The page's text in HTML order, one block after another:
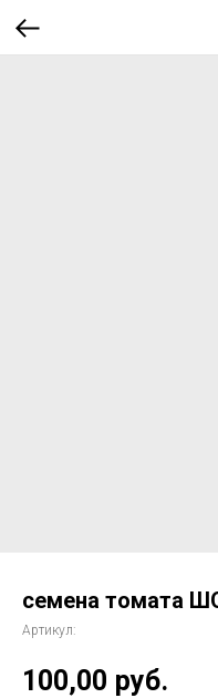
семена томата
Артикул:
100,00 руб.